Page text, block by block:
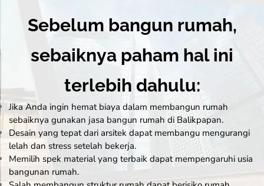
Sebelum bangun rumah,
sebaiknya paham hal ini
terlebih dahulu:
Jika Anda ingin hemat biaya dalam membangun rumah
sebaiknya gunakan jasa bangun rumah di Balikpapan.
Desain yang tepat dari arsitek dapat membangu mengurangi
lelah dan stress setelah bekerja.
Memilih spek material yang terbaik dapat mempengaruhi usia
bangunan rumah.